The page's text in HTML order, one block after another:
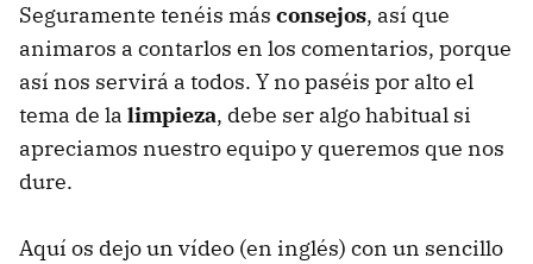
Seguramente tenéis más consejos, así que
animaros a contarlos en los comentarios, porque
así nos servirá a todos. Y no paséis por alto el
tema de la limpieza, debe ser algo habitual si
apreciamos nuestro equipo y queremos que nos
dure.
Aquí os dejo un vídeo (en inglés) con un sencillo